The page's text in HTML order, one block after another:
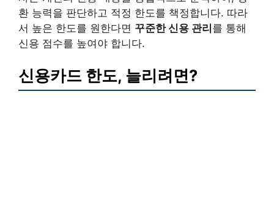
환 능력을 판단하고 적정 한도를 책정합니다. 따라
서 높은 한도를 원한다면 꾸준한 신용 관리를 통해
신용 점수를 높여야 합니다.
신용카드 한도, 늘리려면?